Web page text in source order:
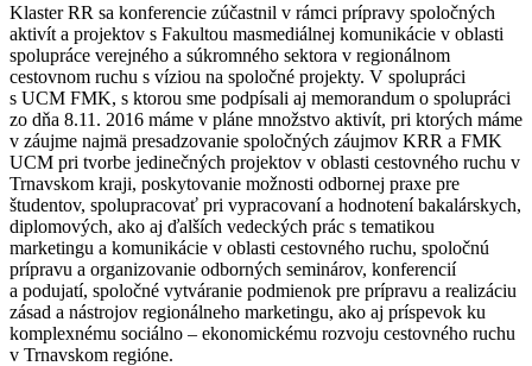
Klaster RR sa konferencie zúčastnil v rámci prípravy spoločných
aktivít a projektov s Fakultou masmediálnej komunikácie v oblasti
spolupráce verejného a súkromného sektora v regionálnom
cestovnom ruchu s víziou na spoločné projekty. V spolupráci
s UCM FMK, s ktorou sme podpísali aj memorandum o spolupráci
zo dňa 8.11. 2016 máme v pláne množstvo aktivít, pri ktorých máme
v záujme najmä presadzovanie spoločných záujmov KRR a FMK
UCM pri tvorbe jedinečných projektov v oblasti cestovného ruchu v
Trnavskom kraji, poskytovanie možnosti odbornej praxe pre
študentov, spolupracovať pri vypracovaní a hodnotení bakalárskych,
diplomových, ako aj ďalších vedeckých prác s tematikou
marketingu a komunikácie v oblasti cestovného ruchu, spoločnú
prípravu a organizovanie odborných seminárov, konferencií
a podujatí, spoločné vytváranie podmienok pre prípravu a realizáciu
zásad a nástrojov regionálneho marketingu, ako aj príspevok ku
komplexnému sociálno – ekonomickému rozvoju cestovného ruchu
v Trnavskom regióne.